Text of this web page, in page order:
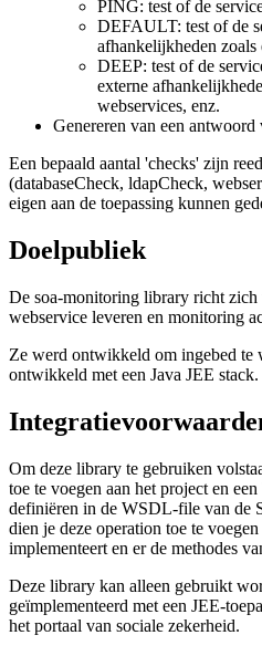
PING: test of de
DEFAULT: test of de
afhankelijkheden zoals
DEEP: test of de
externe
webservices, enz.
Genereren van een
Een bepaald aantal 'checks' zijn
(databaseCheck, ldapCheck,
eigen aan de toepassing kunnen
Doelpubliek
De soa-monitoring library richt zich
webservice leveren en monitoring
Ze werd ontwikkeld om ingebed te
ontwikkeld met een Java JEE stack.
Om deze library te gebruiken
toe te voegen aan het project en
definiëren in de WSDL-file van de
dien je deze operation toe te
implementeert en er de methodes
Deze library kan alleen gebruikt
geïmplementeerd met een JEE-
het portaal van sociale zekerheid.